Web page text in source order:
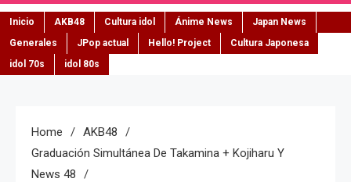
Inicio AKB48 Cultura idol Ánime News
Japan News
Generales
JPop actual Hello! Project
Cultura Japonesa
idol 70s
idol 80s
Home
AKB48
Graduación Simultánea De Takamina + Kojiharu Y
News 48